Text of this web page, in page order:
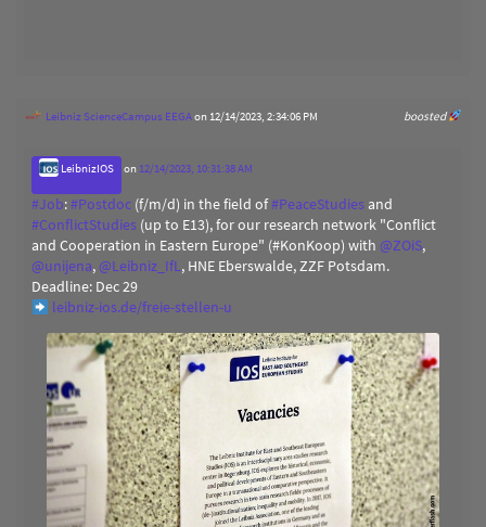
boosted
Leibniz ScienceCampus EEGAon 12/14/2023, 2:34:06 PM
LeibnizIOS on 12/14/2023, 10:31:38 AM
#Job:#Postdoc (f/m/d) in the field of#PeaceStudiesand
#ConflictStudies (up to E13), for our research network "Conflict
and Cooperation in Eastern Europe" (#KonKoop) with @ZOiS,
@unijena, @Leibniz_IfL, HNE Eberswalde, ZZF Potsdam.
Deadline: Dec 29
leibniz-ios.de/freie-stellen-u